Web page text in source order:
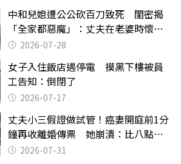
中和兒媳遭公公砍百刀致死 閨密揭
「全家都惡魔」：丈夫在老婆時懷孕
摔東西
2026-07-28
女子入住飯店遇停電 摸黑下樓被員
工告知：倒閉了
2026-07-17
丈夫小三假證做試管！癌妻開庭前1分
鐘再收離婚傳票 她崩潰：比八點檔
還扯2026-07-31